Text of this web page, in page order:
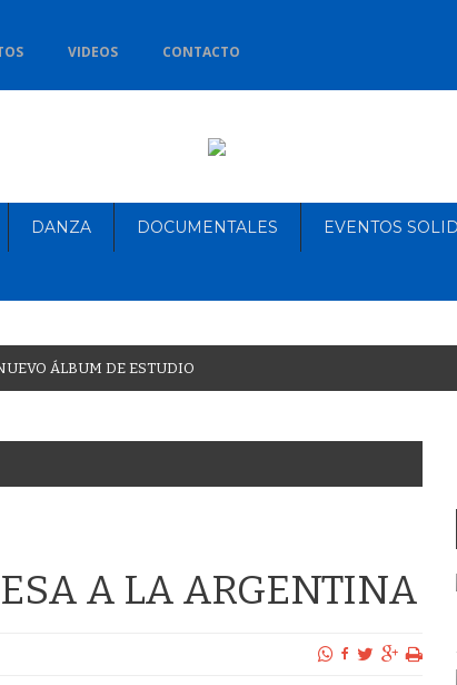
VIDEOS CONTACTO
DANZA DOCUMENTALES EVENTOS
UEVO ÁLBUM DE ESTUDIO
A LA ARGENTINA